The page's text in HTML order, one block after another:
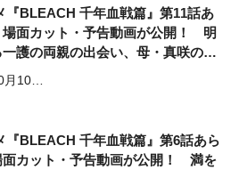
『BLEACH 千年血戦篇』第11話あ
場面カット・予告動画が公開！ 明
護の両親の出会い、母・真咲の真
月10…
『BLEACH 千年血戦篇』第6話あら
面カット・予告動画が公開！ 満を